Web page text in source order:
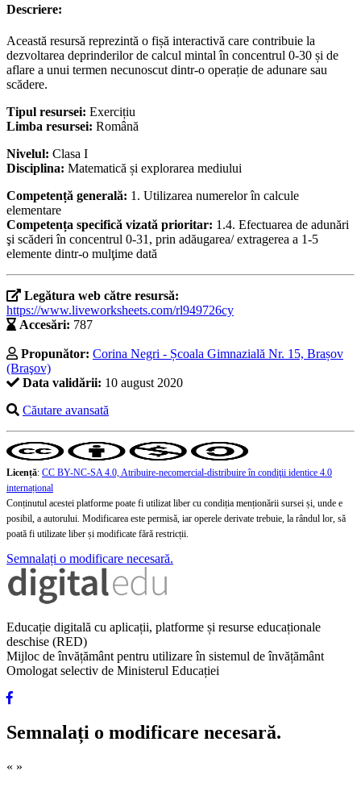
Descriere:
Această resursă reprezintă o fișă interactivă care contribuie la
dezvoltarea deprinderilor de calcul mintal în concentrul 0-30 și de
aflare a unui termen necunoscut dintr-o operație de adunare sau
scădere.
Tipul resursei: Exercițiu
Limba resursei: Română
Nivelul: Clasa I
Disciplina: Matematică și explorarea mediului
Competență generală: 1. Utilizarea numerelor în calcule
elementare
Competența specifică vizată prioritar: 1.4. Efectuarea de adunări
şi scăderi în concentrul 0-31, prin adăugarea/ extragerea a 1-5
elemente dintr-o mulţime dată
Legătura web către resursă:
https://www.liveworksheets.com/rl949726cy
Accesări: 787
Propunător: Corina Negri - Școala Gimnazială Nr. 15, Brașov
(Braşov)
Data validării: 10 august 2020
Căutare avansată
Licență: CC BY-NC-SA 4.0, Atribuire-necomercial-distribuire în condiţii identice 4.0
internațional
Conținutul acestei platforme poate fi utilizat liber cu condiția menționării sursei și, unde e
posibil, a autorului. Modificarea este permisă, iar operele derivate trebuie, la rândul lor, să
poată fi utilizate liber și modificate fără restricții.
Semnalați o modificare necesară.
Educație digitală cu aplicații, platforme și resurse educaționale
deschise (RED)
Mijloc de învățământ pentru utilizare în sistemul de învățământ
Omologat selectiv de Ministerul Educației
Semnalați o modificare necesară.
« »